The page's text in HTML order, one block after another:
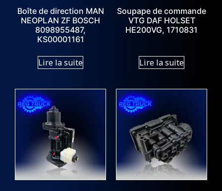
Boîte de direction MAN
NEOPLAN ZF BOSCH
8098955487,
KS00001161
Lire la suite
Soupape de commande
VTG DAF HOLSET
HE200VG, 1710831
Lire la suite